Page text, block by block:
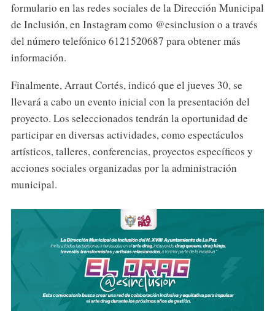
formulario en las redes sociales de la Dirección Municipal
de Inclusión, en Instagram como @esinclusion o a través
del número telefónico 6121520687 para obtener más
información.
Finalmente, Arraut Cortés, indicó que el jueves 30, se
llevará a cabo un evento inicial con la presentación del
proyecto. Los seleccionados tendrán la oportunidad de
participar en diversas actividades, como espectáculos
artísticos, talleres, conferencias, proyectos específicos y
acciones sociales organizadas por la administración
municipal.